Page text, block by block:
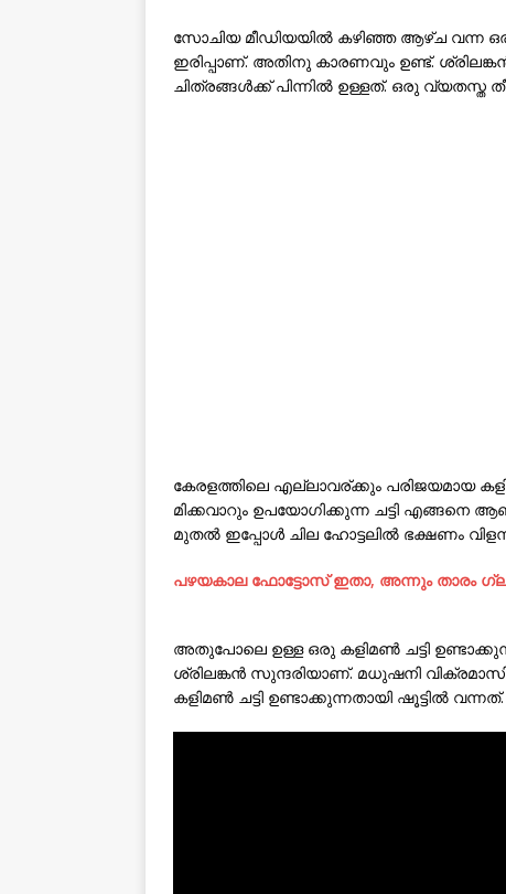
സോചിയ മീഡിയയില്‍ കഴിഞ്ഞ ആഴ്ച വന്ന
ഇരിപ്പാണ്. അതിനു കാരണവും ഉണ്ട്.
ചിത്രങ്ങള്‍ക്ക് പിന്നില്‍ ഉള്ളത്. ഒരു
കേരളത്തിലെ എല്ലാവര്ക്കും പരിജയമായ
മിക്കവാറും ഉപയോഗിക്കുന്ന ചട്ടി എങ്ങനെ
മുതല്‍ ഇപ്പോള്‍ ചില ഹോട്ടലില്‍ ഭക്ഷണം
പഴയകാല ഫോട്ടോസ് ഇതാ, അന്നും താരം
അതുപോലെ ഉള്ള ഒരു കളിമണ്‍ ചട്ടി
ശ്രിലങ്കന്‍ സുന്ദരിയാണ്. മധുഷനി
കളിമണ്‍ ചട്ടി ഉണ്ടാക്കുന്നതായി ഷൂട്ടില്‍ വന്നത്.